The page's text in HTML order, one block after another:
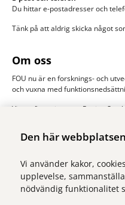
Den här
Vi använder kakor,
upplevelse,
nödvändig funktionalitet
Du hittar e-postadresser och
Tänk på att aldrig skicka något
Om oss
FOU nu är en forsknings- och
och vuxna med
Vi samfinansieras av Region
Upplands Väsby. Huvudman är